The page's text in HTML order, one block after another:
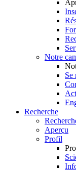
Notre
Se
Recherche
Aperçu
Profil